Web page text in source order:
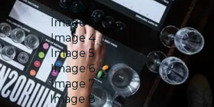
Image 2
Image 3
Image 4
Image 5
Image 6
Image 7
Image 8